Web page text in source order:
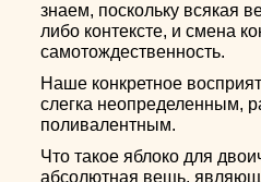
знаем, поскольку всякая
либо контексте, и смена
самотождественность.
Наше конкретное
слегка неопределенным,
поливалентным.
Что такое яблоко для
абсолютная вещь,